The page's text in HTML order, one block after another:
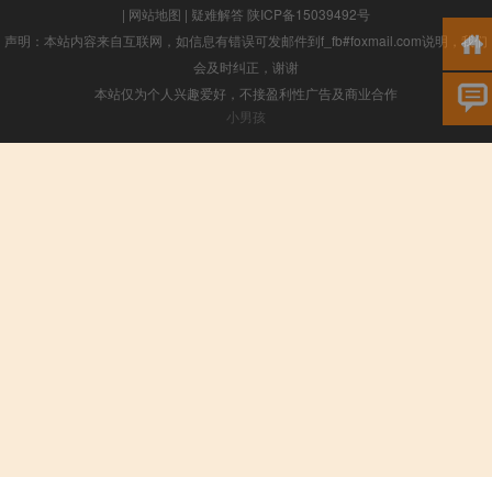
| 网站地图 | 疑难解答 陕ICP备15039492号
声明：本站内容来自互联网，如信息有错误可发邮件到f_fb#foxmail.com说明，我们
会及时纠正，谢谢
本站仅为个人兴趣爱好，不接盈利性广告及商业合作
小男孩